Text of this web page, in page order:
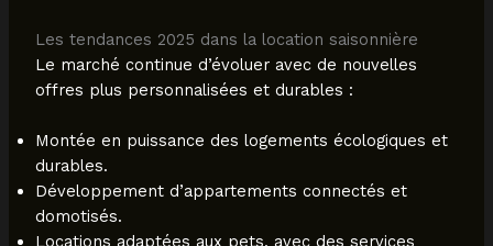
Les tendances 2025 dans la location saisonnière
Le marché continue d’évoluer avec de nouvelles
offres plus personnalisées et durables :
Montée en puissance des logements écologiques et
durables.
Développement d’appartements connectés et
domotisés.
Locations adaptées aux pets, avec des services